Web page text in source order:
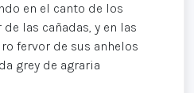
en el canto de los
las cañadas, y en las
fervor de sus anhelos
grey de agraria